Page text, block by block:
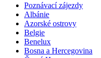
Poznávací zájezdy
Albánie
Azorské ostrovy
Belgie
Benelux
Bosna a Hercegovina